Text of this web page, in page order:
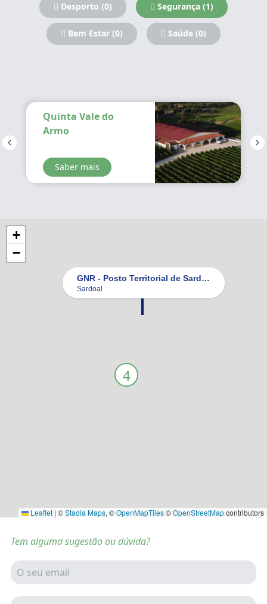
Desporto (0) Segurança (1)
Bem Estar (0) Saúde (0)
Quinta Vale do
Armo
Saber mais
4
GNR - Posto Territorial de Sardoal
Sardoal
+
−
Leaflet | ©Stadia Maps, ©OpenMapTiles©OpenStreetMapcontributors
Tem alguma sugestão ou dúvida?